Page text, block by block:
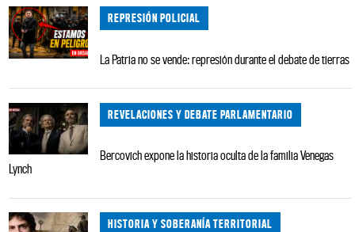
REPRESIÓN POLICIAL
La Patria no se vende: represión durante el debate de tierras
REVELACIONES Y DEBATE PARLAMENTARIO
Bercovich expone la historia oculta de la familia Venegas
Lynch
HISTORIA Y SOBERANÍA TERRITORIAL